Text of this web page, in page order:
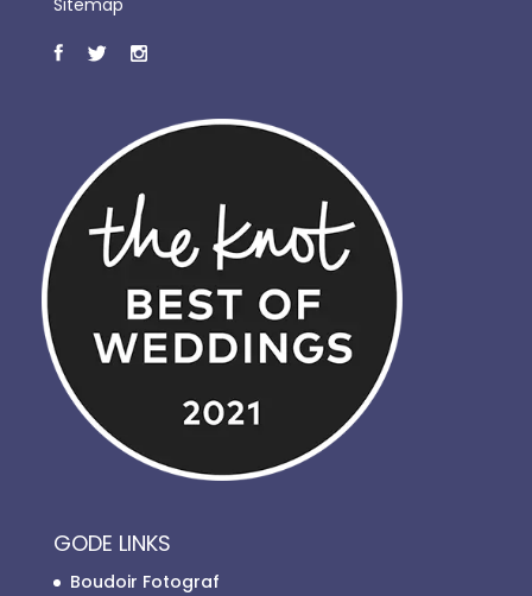
Sitemap
GODE LINKS
Boudoir Fotograf